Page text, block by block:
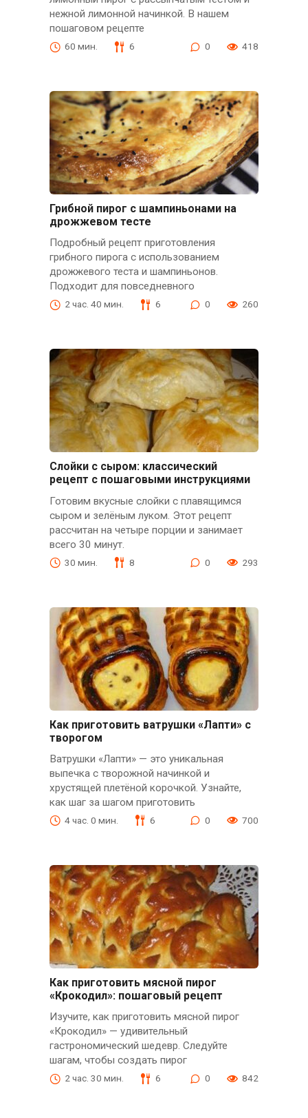
нежной лимонной начинкой. В нашем
пошаговом рецепте
60 мин. 6 0 418
Грибной пирог с шампиньонами на
дрожжевом тесте
Подробный рецепт приготовления
грибного пирога с использованием
дрожжевого теста и шампиньонов.
Подходит для повседневного
2 час. 40 мин. 6 0 260
Слойки с сыром: классический
рецепт с пошаговыми инструкциями
Готовим вкусные слойки с плавящимся
сыром и зелёным луком. Этот рецепт
рассчитан на четыре порции и занимает
всего 30 минут.
30 мин. 8 0 293
Как приготовить ватрушки «Лапти» с
творогом
Ватрушки «Лапти» — это уникальная
выпечка с творожной начинкой и
хрустящей плетёной корочкой. Узнайте,
как шаг за шагом приготовить
4 час. 0 мин. 6 0 700
Как приготовить мясной пирог
«Крокодил»: пошаговый рецепт
Изучите, как приготовить мясной пирог
«Крокодил» — удивительный
гастрономический шедевр. Следуйте
шагам, чтобы создать пирог
2 час. 30 мин. 6 0 842